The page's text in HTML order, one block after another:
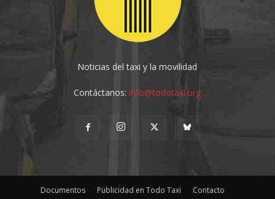
Noticias del taxi y la movilidad
Contáctanos:info@todotaxi.org
Documentos Publicidad en Todo Taxi
Contacto